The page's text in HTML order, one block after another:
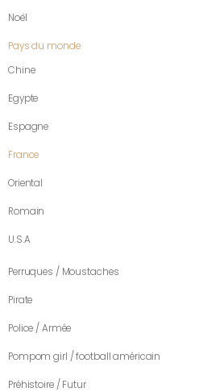
Noël
Pays du monde
Chine
Egypte
Espagne
France
Oriental
Romain
U.S.A
Perruques / Moustaches
Pirate
Police / Armée
Pompom girl / football américain
Préhistoire / Futur